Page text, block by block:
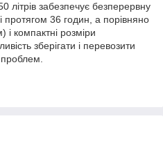
забезпечує безперервну
36 годин, а порівняно
компактні розміри
зберігати і перевозити
проблем.